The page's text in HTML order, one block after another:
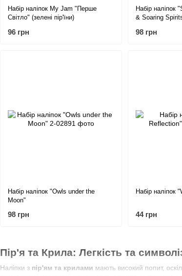
Пір'я та Крила: Легкість та
Наліпки з пір'ям та крилами мають високий попит,
Набір наліпок My Jam "Перше
Світло" (зелені пір'їни)
96 грн
Набір наліпок
& Soaring
98 грн
Набір наліпок "Owls under the
Moon"
98 грн
Набір наліпок
44 грн